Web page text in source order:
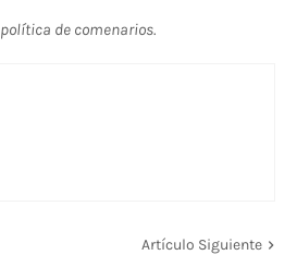
de comenarios.
Artículo Siguiente